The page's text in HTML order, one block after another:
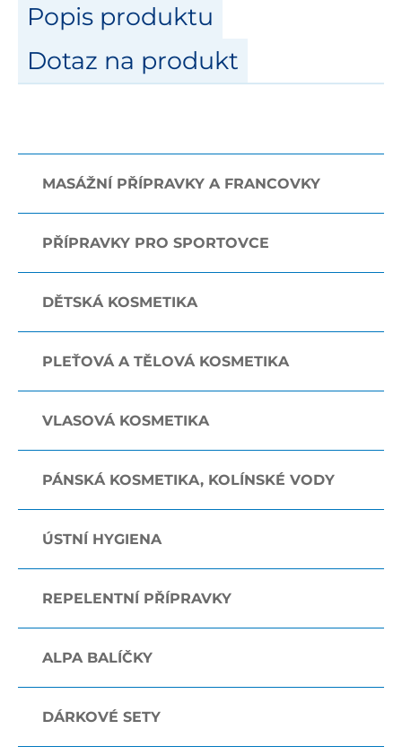
Popis produktu
Dotaz na produkt
MASÁŽNÍ PŘÍPRAVKY A FRANCOVKY
PŘÍPRAVKY PRO SPORTOVCE
DĚTSKÁ KOSMETIKA
PLEŤOVÁ A TĚLOVÁ KOSMETIKA
VLASOVÁ KOSMETIKA
PÁNSKÁ KOSMETIKA, KOLÍNSKÉ VODY
ÚSTNÍ HYGIENA
REPELENTNÍ PŘÍPRAVKY
ALPA BALÍČKY
DÁRKOVÉ SETY